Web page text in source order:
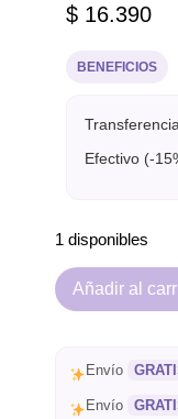
$ 16.390
BENEFICIOS
Efectivo (-
1 disponibles
Añadir al
Envío
Envío